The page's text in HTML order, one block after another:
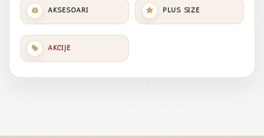
AKSESOARI PLUS SIZE
AKCIJE